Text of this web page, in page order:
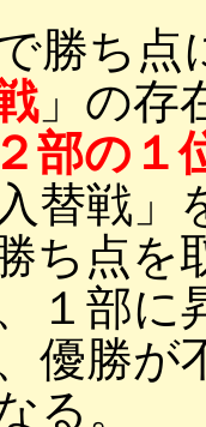
勝ち
」の存
２部の１
替戦」
ち点
１部に
優勝が
る。